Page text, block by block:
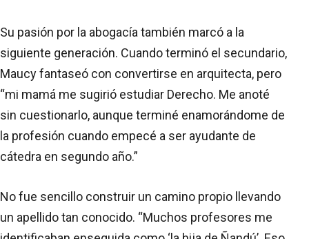
Su pasión por la abogacía también marcó a la
siguiente generación. Cuando terminó el secundario,
Maucy fantaseó con convertirse en arquitecta, pero
“mi mamá me sugirió estudiar Derecho. Me anoté
sin cuestionarlo, aunque terminé enamorándome de
la profesión cuando empecé a ser ayudante de
cátedra en segundo año.”
No fue sencillo construir un camino propio llevando
un apellido tan conocido. “Muchos profesores me